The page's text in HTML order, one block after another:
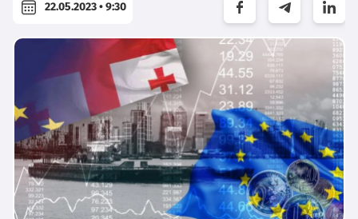
22.05.2023 • 9:30